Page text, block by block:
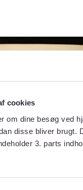
cookies
om dine besøg ved
disse bliver
3. parts